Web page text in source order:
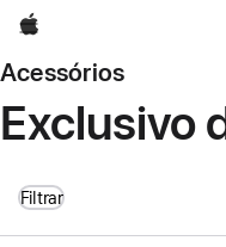
Apple
Acessórios
Exclusivo
Filtrar